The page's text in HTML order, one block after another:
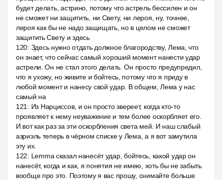
будет делать, астрино, потому что астрель бессилен и он
не сможет ни защитить, ни Свету, ни лероя, ну, точнее,
лероя как бы не надо защищать, но в целом не сможет
защитить Свету и здесь
120: Здесь нужно отдать должное благородству, Лема, что
он знает, что сейчас самый хороший момент нанести удар
астрели. Он не стал этого делать. Он просто предупредил,
что я ухожу, но живите и бойтесь, потому что я приду в
любой момент и нанесу свой удар. В общем, Лема у нас
самый на
121 : Из Нарциссов, и он просто звереет, когда кто-то
проявляет к нему неуважение и тем более оскорбляет его.
И вот как раз за эти оскорбления света мей. И наш слабый
азриэль теперь в чёрном списке у Лема, а я вот замутила
эту их.
122: Lemma сказал нанесёт удар, бойтесь, какой удар он
нанесёт, когда и как, я понятия не имею, хоть бы не забыть
вообще про это. Поэтому я вас прошу, снимайте больше